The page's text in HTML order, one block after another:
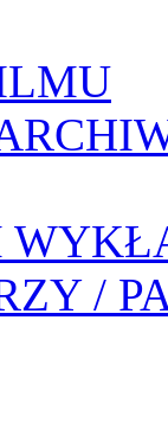
/